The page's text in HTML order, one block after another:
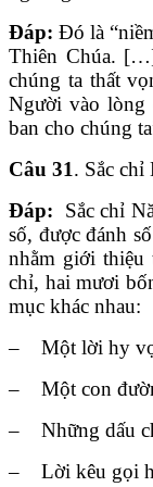
Đáp: Đó là
Thiên Chúa.
chúng ta thất
Người vào lòng
ban cho chúng
Câu 31. Sắc chỉ
Đáp: Sắc chỉ
số, được đánh
nhằm giới thiệu
chỉ, hai mươi
mục khác nhau:
– Một lời hy
– Một con
– Những dấu
– Lời kêu gọi